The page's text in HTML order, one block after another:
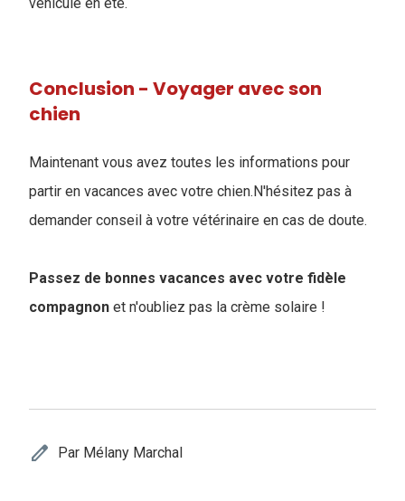
Conclusion - Voyager avec son
chien
Maintenant vous avez toutes les informations pour
partir en vacances avec votre chien.N'hésitez pas à
demander conseil à votre vétérinaire en cas de doute.
Passez de bonnes vacances avec votre fidèle
compagnon et n'oubliez pas la crème solaire !
edit Par Mélany Marchal